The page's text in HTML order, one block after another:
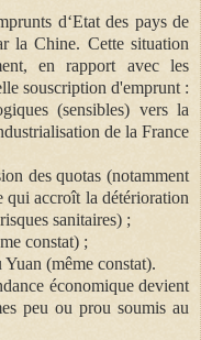
d‘Etat des pays de
la Chine. Cette situation
en rapport avec les
souscription d'emprunt :
(sensibles) vers la
de la France
des quotas (notamment
qui accroît la détérioration
sanitaires) ;
constat) ;
(même constat).
économique devient
peu ou prou soumis au